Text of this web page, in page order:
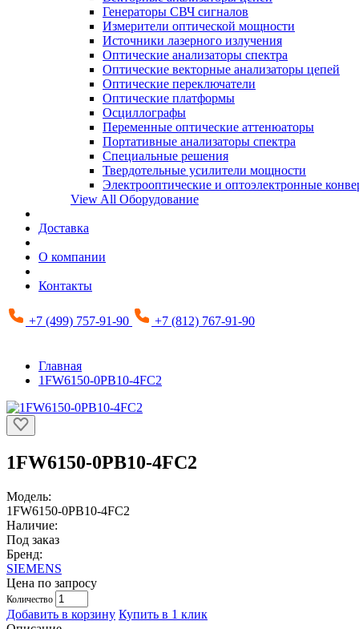
Генераторы СВЧ сигналов
Измерители оптической мощности
Источники лазерного излучения
Оптические анализаторы спектра
Оптические векторные анализаторы цепей
Оптические переключатели
Оптические платформы
Осциллографы
Переменные оптические аттенюаторы
Портативные анализаторы спектра
Специальные решения
Твердотельные усилители мощности
Электрооптические и оптоэлектронные
View All Оборудование
Доставка
О компании
Контакты
+7 (499) 757-91-90 +7 (812) 767-91-90
Главная
1FW6150-0PB10-4FC2
1FW6150-0PB10-4FC2
Модель:
1FW6150-0PB10-4FC2
Наличие:
Под заказ
Бренд:
SIEMENS
Цена по запросу
Количество
Добавить в корзину Купить в 1 клик